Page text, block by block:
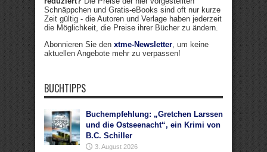
Schnäppchen und Gratis-eBooks sind oft nur kurze
Zeit gültig - die Autoren und Verlage haben jederzeit
die Möglichkeit, die Preise ihrer Bücher zu ändern.
Abonnieren Sie den xtme-Newsletter , um keine
aktuellen Angebote mehr zu verpassen!
BUCHTIPPS
Buchempfehlung: „Gretchen Larssen
und die Ostseenacht“, ein Krimi von
B.C. Schiller
3. August 2026